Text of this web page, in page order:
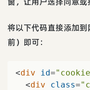
将以下代码直接添加到
前）即可：
<div id=
<div class=